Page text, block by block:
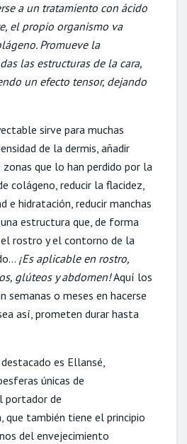
a un tratamiento con ácido
el propio organismo va
Promueve la
las estructuras de la cara,
un efecto tensor, dejando
sirve para muchas
de la dermis, añadir
que lo han perdido por la
colágeno, reducir la flacidez,
e hidratación, reducir manchas
estructura que, de forma
rostro y el contorno de la
¡Es aplicable en rostro,
glúteos y abdomen!Aquí los
semanas o meses en hacerse
así, prometen durar hasta
es Ellansé,
únicas de
portador de
también tiene el principio
del envejecimiento